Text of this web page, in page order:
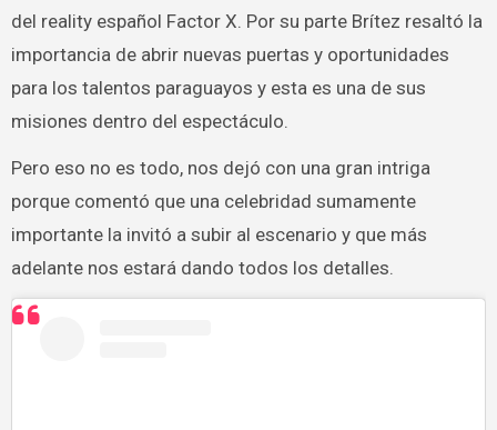
del reality español Factor X. Por su parte Brítez resaltó la
importancia de abrir nuevas puertas y oportunidades
para los talentos paraguayos y esta es una de sus
misiones dentro del espectáculo.
Pero eso no es todo, nos dejó con una gran intriga
porque comentó que una celebridad sumamente
importante la invitó a subir al escenario y que más
adelante nos estará dando todos los detalles.